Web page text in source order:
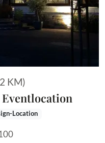
KM)
Location